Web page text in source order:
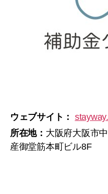
ウェブサイト：
所在地： 大阪府大阪市
産御堂筋本町ビル8F